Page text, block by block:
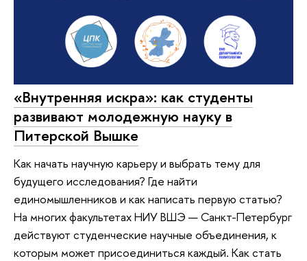
«Внутренняя искра»: как студенты
развивают молодежную науку в
Питерской Вышке
Как начать научную карьеру и выбрать тему для
будущего исследования? Где найти
единомышленников и как написать первую статью?
На многих факультетах НИУ ВШЭ — Санкт-Петербург
действуют студенческие научные объединения, к
которым может присоединиться каждый. Как стать